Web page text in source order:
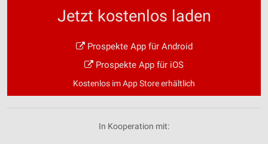
Jetzt kostenlos laden
Prospekte App für Android
Prospekte App für iOS
Kostenlos im App Store erhältlich
In Kooperation mit: